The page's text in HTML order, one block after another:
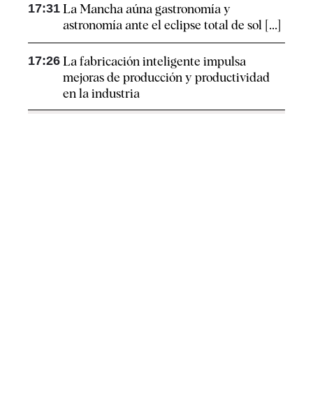
17:31 La Mancha aúna gastronomía y
astronomía ante el eclipse total de sol [...]
17:26 La fabricación inteligente impulsa
mejoras de producción y productividad
en la industria